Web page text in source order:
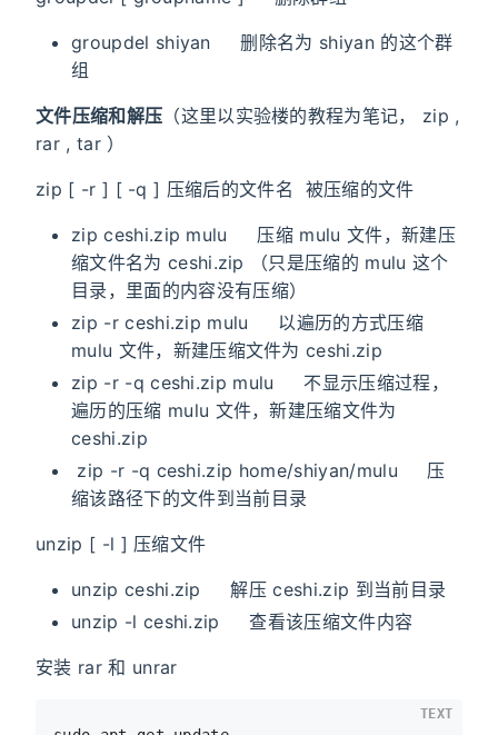
groupdel shiyan 删除名为 shiyan 的这个群
组
文件压缩和解压 （这里以实验楼的教程为笔记， zip ,
rar , tar ）
zip [ -r ] [ -q ] 压缩后的文件名 被压缩的文件
zip ceshi.zip mulu 压缩 mulu 文件，新建压
缩文件名为 ceshi.zip （只是压缩的 mulu 这个
目录，里面的内容没有压缩）
zip -r ceshi.zip mulu 以遍历的方式压缩
mulu 文件，新建压缩文件为 ceshi.zip
zip -r -q ceshi.zip mulu 不显示压缩过程，
遍历的压缩 mulu 文件，新建压缩文件为
ceshi.zip
zip -r -q ceshi.zip home/shiyan/mulu 压
缩该路径下的文件到当前目录
unzip [ -l ] 压缩文件
unzip ceshi.zip 解压 ceshi.zip 到当前目录
unzip -l ceshi.zip 查看该压缩文件内容
安装 rar 和 unrar
TEXT